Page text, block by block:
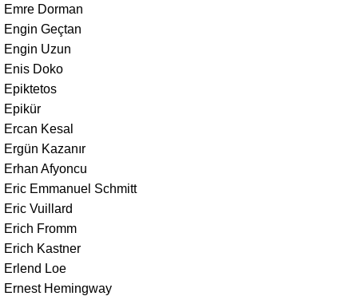
Emre Dorman
Engin Geçtan
Engin Uzun
Enis Doko
Epiktetos
Epikür
Ercan Kesal
Ergün Kazanır
Erhan Afyoncu
Eric Emmanuel Schmitt
Eric Vuillard
Erich Fromm
Erich Kastner
Erlend Loe
Ernest Hemingway